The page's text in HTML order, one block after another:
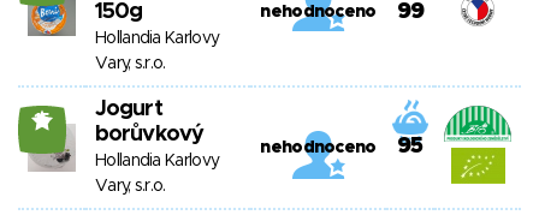
150g
Hollandia Karlovy
Vary, s.r.o.
nehodnoceno 99
15
Jogurt
borůvkový
Hollandia Karlovy
Vary, s.r.o.
nehodnoceno 95